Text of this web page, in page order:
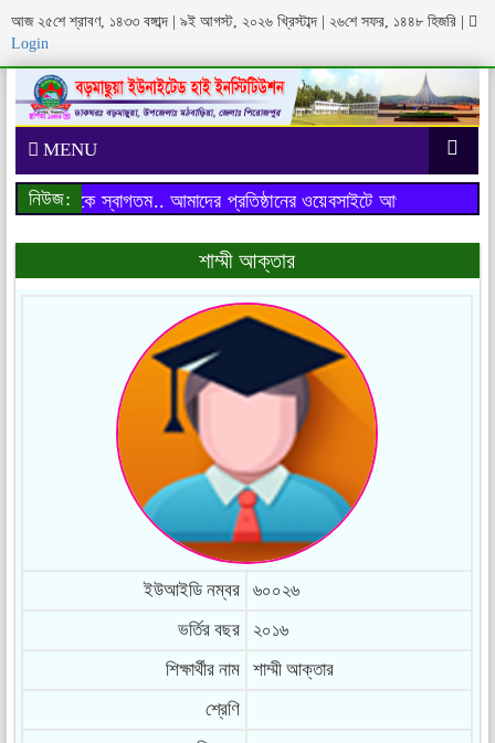
আজ ২৫শে শ্রাবণ, ১৪৩৩ বঙ্গাব্দ | ৯ই আগস্ট, ২০২৬ খ্রিস্টাব্দ | ২৬শে সফর, ১৪৪৮ হিজরি
Login
MENU
নিউজ: আমাদের প্রতিষ্ঠানের ওয়েবসাইটে আপনাকে স্বাগতম..
আপনাকে স্বাগতম..
শাম্মী আক্তার
ইউআইডি নম্বর
৬০০২৬
ভর্তির বছর
২০১৬
শিক্ষার্থীর নাম
শাম্মী আক্তার
শ্রেণি